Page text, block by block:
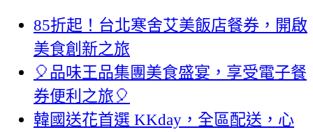
85折起！台北寒舍艾美飯店餐券，開啟
美食創新之旅
🎈品味王品集團美食盛宴，享受電子餐
券便利之旅🎈
韓國送花首選 KKday，全區配送，心